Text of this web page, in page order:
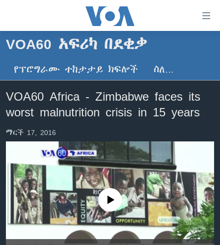
ማገናኛዎች
ዋናው
ይዘት
ወደ
ዋናው
እለፍ
ይዘት
እለፍ
ዜና
ኢትዮጵያ
መካከለኛው ምሥራቅ
ኑሮ በጤንነት
የፎቶ መድብሎች
Learning English
ይከተሉን
VOA60 አፍሪካ በደቂቃ
የፕሮግራሙ ተከታታይ ክፍሎች ስለ…
VOA60 Africa - Zimbabwe faces its
worst malnutrition crisis in 15 years
ማርች 17, 2016
No media source currently available